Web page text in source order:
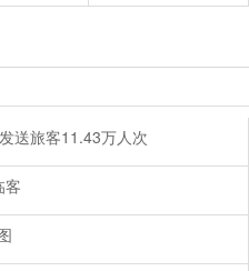
送旅客11.43万人次
客